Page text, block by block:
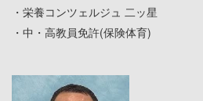
・栄養コンツェルジュ 二ッ星
・中・高教員免許(保険体育)